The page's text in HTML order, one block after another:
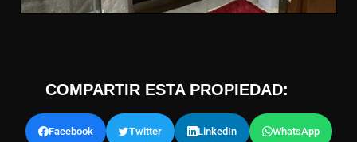
COMPARTIR ESTA PROPIEDAD:
Facebook Twitter LinkedIn WhatsApp